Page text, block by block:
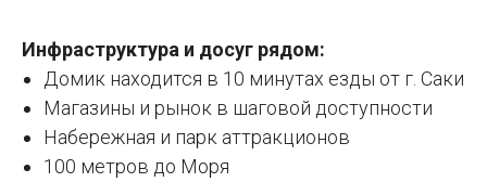
Инфраструктура и досуг рядом:
Домик находится в 10 минутах езды от г. Саки
Магазины и рынок в шаговой доступности
Набережная и парк аттракционов
100 метров до Моря